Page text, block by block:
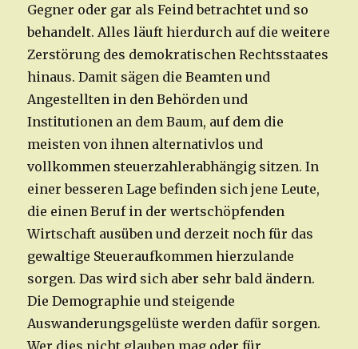
Gegner oder gar als Feind betrachtet und so
behandelt. Alles läuft hierdurch auf die weitere
Zerstörung des demokratischen Rechtsstaates
hinaus. Damit sägen die Beamten und
Angestellten in den Behörden und
Institutionen an dem Baum, auf dem die
meisten von ihnen alternativlos und
vollkommen steuerzahlerabhängig sitzen. In
einer besseren Lage befinden sich jene Leute,
die einen Beruf in der wertschöpfenden
Wirtschaft ausüben und derzeit noch für das
gewaltige Steueraufkommen hierzulande
sorgen. Das wird sich aber sehr bald ändern.
Die Demographie und steigende
Auswanderungsgelüste werden dafür sorgen.